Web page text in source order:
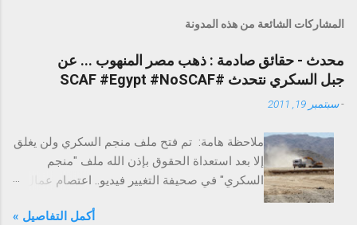
المشاركات الشائعة من هذه المدونة
محدث - حقائق صادمة : ذهب مصر المنهوب ... عن
جبل السكري نتحدث #SCAF #Egypt #NoSCAF
-سبتمبر 19, 2011
ملاحظة هامة: تم فتح ملف منجم السكري ولن يغلق
إلا بعد استعداة الحقوق بإذن الله ملف "منجم
السكري" في صحيفة التغيير فيديو.. اعتصام عمال
السكري لاستخراج الذهب - ملف حقوق العمال
أكمل التفاصيل »